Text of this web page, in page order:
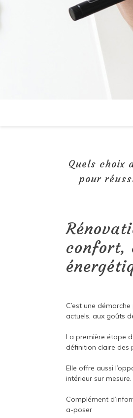
Quels choix
pour
confort,
C’est une
actuels, aux goûts
La première étape
définition claire des
Elle offre aussi
intérieur sur mesure.
Complément
a-poser